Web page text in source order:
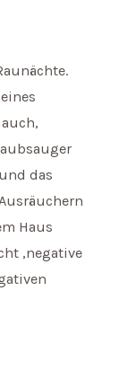
das
Haus
‚negative